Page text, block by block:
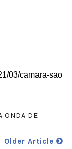
ONDA DE
Older Article